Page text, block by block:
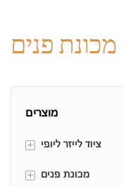
מוצרים
+ ציוד לייזר ליופי
דיודה 808 + מכונת פנים